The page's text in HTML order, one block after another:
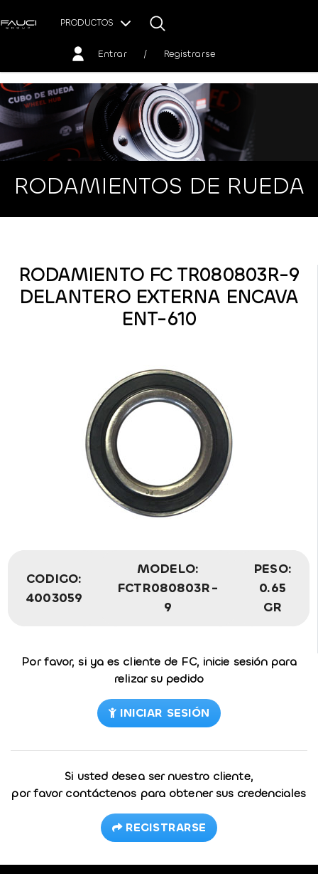
PRODUCTOS
Entrar / Registrarse
RODAMIENTOS DE RUEDA
RODAMIENTO FC TR080803R-9
DELANTERO EXTERNA ENCAVA
ENT-610
CODIGO:
4003059
MODELO:
FCTR080803R-
9
PESO:
0.65
GR
Por favor, si ya es cliente de FC, inicie sesión para
relizar su pedido
INICIAR SESIÓN
Si usted desea ser nuestro cliente,
por favor contáctenos para obtener sus credenciales
REGISTRARSE